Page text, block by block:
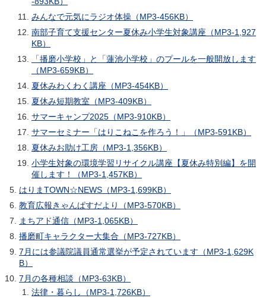
みんなで元気にラジオ体操（MP3-456KB）
南部子育て支援センター夏休み小学生対象講座（MP3-1,927
KB）
「播磨小学校」と「蓮池小学校」のプールを一般開放します
（MP3-659KB）
夏休みわくわく講座（MP3-454KB）
夏休み短期教室（MP3-409KB）
サマーキャンプ2025（MP3-910KB）
サマーセミナー「はりこねこを作ろう！」（MP3-591KB）
夏休みお助け工房（MP3-1,356KB）
小学生対象の環境学習リサイクル講座【夏休み特別編】を開
催します！（MP3-1,457KB）
はりまTOWN☆NEWS（MP3-1,699KB）
教育広報きゃんぱすだより（MP3-570KB）
まちアド通信（MP3-1,065KB）
播磨町キャラクター大集合（MP3-727KB）
7月には参議院議員通常選挙が予定されています（MP3-1,629K
B）
7月の各種相談（MP3-63KB）
法律・暮らし（MP3-1,726KB）